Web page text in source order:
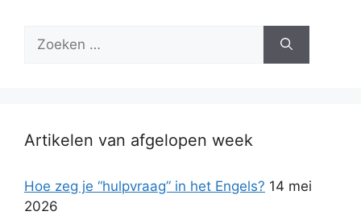
naar:
Artikelen van afgelopen week
Hoe zeg je “hulpvraag” in het Engels? 14 mei
2026